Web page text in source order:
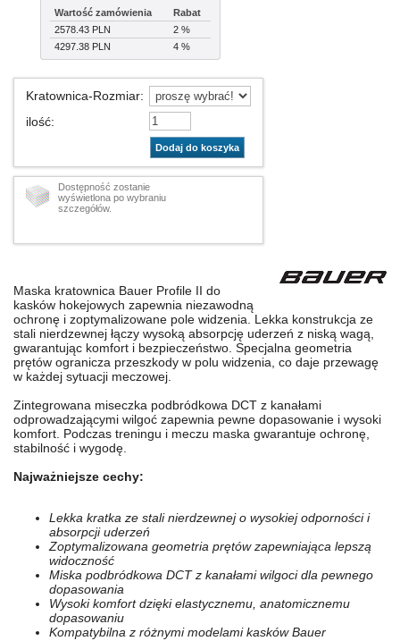
Wartość zamówienia
Rabat
2578.43 PLN
2 %
4297.38 PLN
4 %
Kratownica-Rozmiar:
ilość:
Dodaj do koszyka
Dostępność zostanie
wyświetlona po wybraniu
szczegółów.
Maska kratownica Bauer Profile II do
kasków hokejowych zapewnia niezawodną
ochronę i zoptymalizowane pole widzenia. Lekka konstrukcja ze
stali nierdzewnej łączy wysoką absorpcję uderzeń z niską wagą,
gwarantując komfort i bezpieczeństwo. Specjalna geometria
prętów ogranicza przeszkody w polu widzenia, co daje przewagę
w każdej sytuacji meczowej.
Zintegrowana miseczka podbródkowa DCT z kanałami
odprowadzającymi wilgoć zapewnia pewne dopasowanie i wysoki
komfort. Podczas treningu i meczu maska gwarantuje ochronę,
stabilność i wygodę.
Najważniejsze cechy:
Lekka kratka ze stali nierdzewnej o wysokiej odporności i
absorpcji uderzeń
Zoptymalizowana geometria prętów zapewniająca lepszą
widoczność
Miska podbródkowa DCT z kanałami wilgoci dla pewnego
dopasowania
Wysoki komfort dzięki elastycznemu, anatomicznemu
dopasowaniu
Kompatybilna z różnymi modelami kasków Bauer